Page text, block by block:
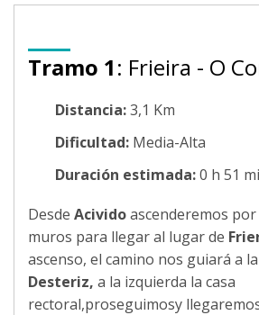
Tramo 1: Frieira - O
Distancia:3,1 Km
Dificultad: Media-Alta
Duración estimada:0 h 51
Desde Acividoascenderemos
muros para llegar al lugar de
ascenso, el camino nos guiará a
Desteriz, a la izquierda la casa
rectoral,proseguimosy